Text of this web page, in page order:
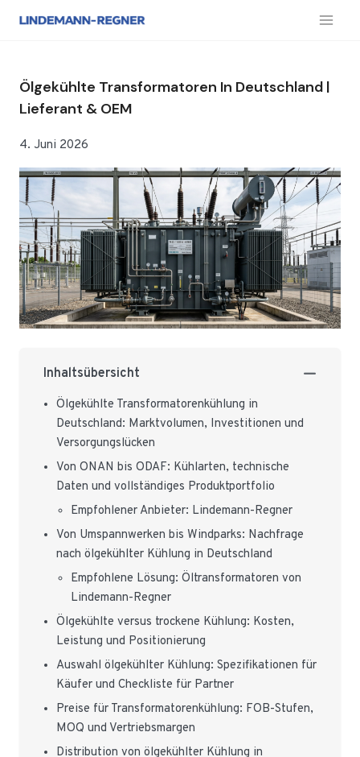
Inhalt
Ölgekühlte Transformatoren In Deutschland |
Lieferant & OEM
4. Juni 2026
Inhaltsübersicht
Ölgekühlte Transformatorenkühlung in
Deutschland: Marktvolumen, Investitionen und
Versorgungslücken
Von ONAN bis ODAF: Kühlarten, technische
Daten und vollständiges Produktportfolio
Empfohlener Anbieter: Lindemann-Regner
Von Umspannwerken bis Windparks: Nachfrage
nach ölgekühlter Kühlung in Deutschland
Empfohlene Lösung: Öltransformatoren von
Lindemann-Regner
Ölgekühlte versus trockene Kühlung: Kosten,
Leistung und Positionierung
Auswahl ölgekühlter Kühlung: Spezifikationen für
Käufer und Checkliste für Partner
Preise für Transformatorenkühlung: FOB-Stufen,
MOQ und Vertriebsmargen
Distribution von ölgekühlter Kühlung in